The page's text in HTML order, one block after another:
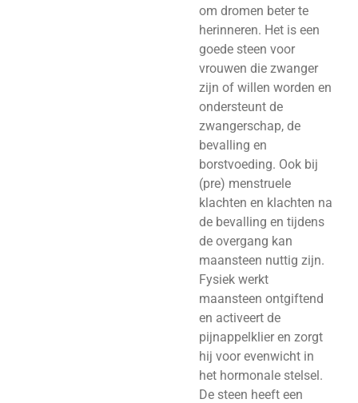
om dromen beter te
herinneren. Het is een
goede steen voor
vrouwen die zwanger
zijn of willen worden en
ondersteunt de
zwangerschap, de
bevalling en
borstvoeding. Ook bij
(pre) menstruele
klachten en klachten na
de bevalling en tijdens
de overgang kan
maansteen nuttig zijn.
Fysiek werkt
maansteen ontgiftend
en activeert de
pijnappelklier en zorgt
hij voor evenwicht in
het hormonale stelsel.
De steen heeft een